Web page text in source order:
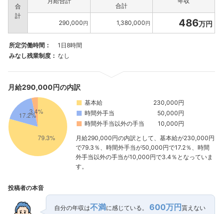
合
計
合計
290,000円 1,380,000円 486万円
所定労働時間：
1日8時間
みなし残業制度： なし
月給290,000円の内訳
基本給
230,000円
時間外手当
50,000円
時間外手当以外の手当
10,000円
月給290,000円の内訳として、基本給が230,000円
で79.3％、時間外手当が50,000円で17.2％、時間
外手当以外の手当が10,000円で3.4％となっていま
す。
投稿者の本音
自分の年収は不満に感じている。 600万円 貰えない